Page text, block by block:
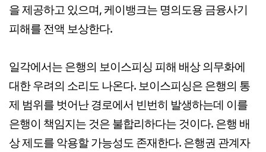
을 제공하고 있으며, 케이뱅크는 명의도용 금융사기
피해를 전액 보상한다.
일각에서는 은행의 보이스피싱 피해 배상 의무화에
대한 우려의 소리도 나온다. 보이스피싱은 은행의 통
제 범위를 벗어난 경로에서 빈번히 발생하는데 이를
은행이 책임지는 것은 불합리하다는 것이다. 은행 배
상 제도를 악용할 가능성도 존재한다. 은행권 관계자